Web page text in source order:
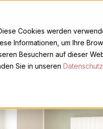
Cookies werden
Informationen, um Ihre
Besuchern auf dieser
Sie in unseren